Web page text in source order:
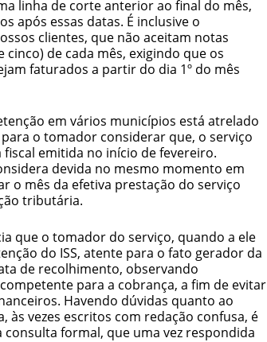
linha de corte anterior ao final do mês,
após essas datas. É inclusive o
clientes, que não aceitam notas
de cada mês, exigindo que os
faturados a partir do dia 1º do mês
em vários municípios está atrelado
o tomador considerar que, o serviço
emitida no início de fevereiro.
devida no mesmo momento em
o mês da efetiva prestação do serviço
tributária.
que o tomador do serviço, quando a ele
do ISS, atente para o fato gerador da
de recolhimento, observando
para a cobrança, a fim de evitar
Havendo dúvidas quanto ao
vezes escritos com redação confusa, é
formal, que uma vez respondida